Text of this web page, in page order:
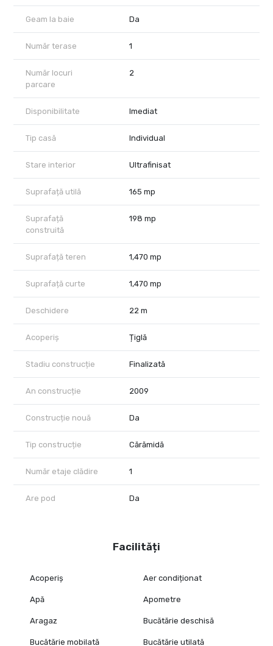
✔️Zonă extrem de liniștită, aproape de parc, ferită de trafic
✔️Finisaje de calitate și atmosferă primitoare
✔️Perfectă pentru familii, cupluri sau expatriați ai companiilor
internaționale
unde fiecare zi se simte ca acasă.
Geam la baie Da
Număr terase 1
Număr locuri
parcare
2
Disponibilitate Imediat
Tip casă Individual
Stare interior Ultrafinisat
Suprafață utilă 165 mp
Suprafață
construită
198 mp
Suprafață teren 1,470 mp
Suprafață curte 1,470 mp
Deschidere 22 m
Acoperiș Țiglă
Stadiu construcție Finalizată
An construcție 2009
Construcție nouă Da
Tip construcție Cărămidă
Număr etaje clădire 1
Are pod Da
Facilități
Acoperiș Aer condiționat
Apă Apometre
Aragaz Bucătărie deschisă
Bucătărie mobilată Bucătărie utilată